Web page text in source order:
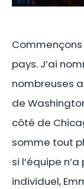
pays. J’ai
nombreuses
de
côté de
somme tout
si l’équipe
individuel,